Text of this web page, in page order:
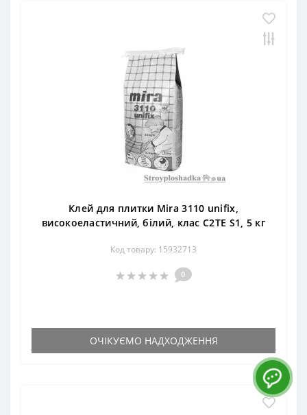
Клей для плитки Mira 3110 unifix,
високоеластичний, білий, клас C2TE S1, 5 кг
Код товару: 15932713
0
ОЧІКУЄМО НАДХОДЖЕННЯ